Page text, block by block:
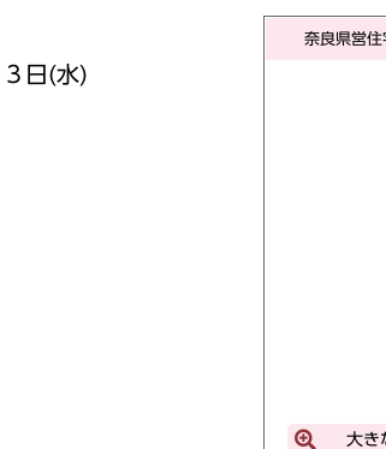
日(水)
奈良県営住
大き